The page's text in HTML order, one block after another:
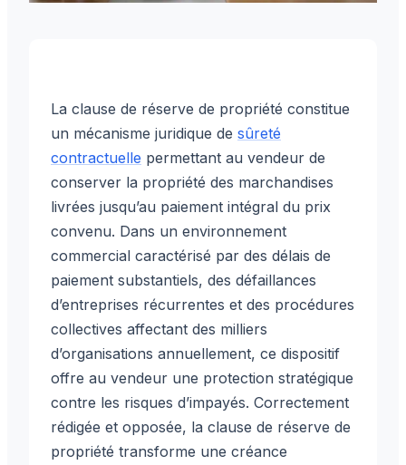
La clause de réserve de propriété constitue
un mécanisme juridique de sûreté
contractuelle permettant au vendeur de
conserver la propriété des marchandises
livrées jusqu’au paiement intégral du prix
convenu. Dans un environnement
commercial caractérisé par des délais de
paiement substantiels, des défaillances
d’entreprises récurrentes et des procédures
collectives affectant des milliers
d’organisations annuellement, ce dispositif
offre au vendeur une protection stratégique
contre les risques d’impayés. Correctement
rédigée et opposée, la clause de réserve de
propriété transforme une créance